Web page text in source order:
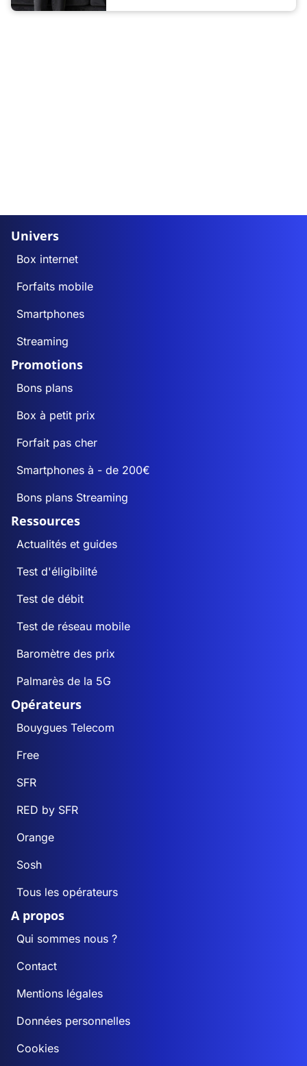
Univers
Box internet
Forfaits mobile
Smartphones
Streaming
Promotions
Bons plans
Box à petit prix
Forfait pas cher
Smartphones à - de 200€
Bons plans Streaming
Ressources
Actualités et guides
Test d'éligibilité
Test de débit
Test de réseau mobile
Baromètre des prix
Palmarès de la 5G
Opérateurs
Bouygues Telecom
Free
SFR
RED by SFR
Orange
Sosh
Tous les opérateurs
A propos
Qui sommes nous ?
Contact
Mentions légales
Données personnelles
Cookies